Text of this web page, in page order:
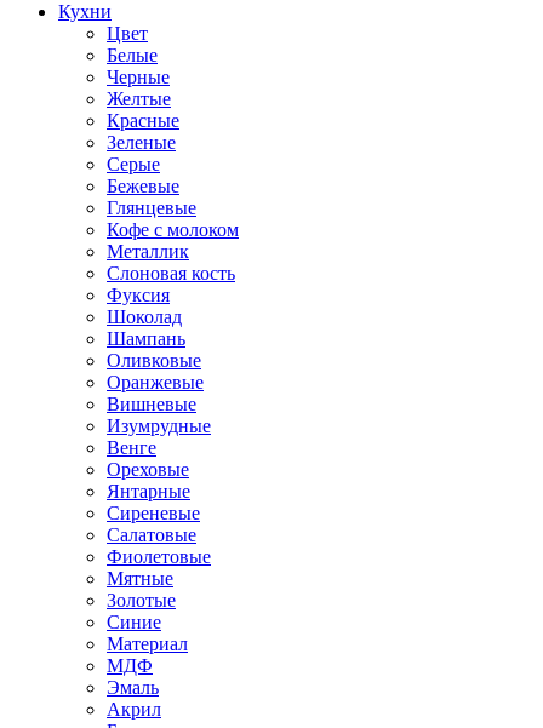
Кухни
Цвет
Белые
Черные
Желтые
Красные
Зеленые
Серые
Бежевые
Глянцевые
Кофе с молоком
Металлик
Слоновая кость
Фуксия
Шоколад
Шампань
Оливковые
Оранжевые
Вишневые
Изумрудные
Венге
Ореховые
Янтарные
Сиреневые
Салатовые
Фиолетовые
Мятные
Золотые
Синие
Материал
МДФ
Эмаль
Акрил